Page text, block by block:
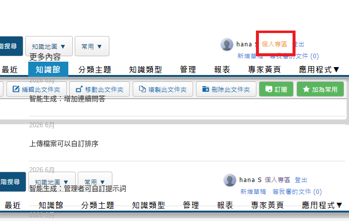
更多內容
2026 6月
智能生成：增加連續問答
2026 6月
上傳檔案可以自訂排序
2026 6月
智能生成：管理者可自訂提示詞
2026 3月